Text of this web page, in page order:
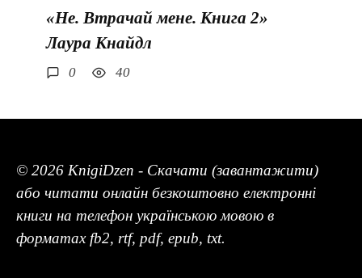
«Не. Втрачай мене. Книга 2»
Лаура Кнайдл
0 40
© 2026 KnigiDzen - Скачати (завантажити)
або читати онлайн безкоштовно електронні
книги на телефон українською мовою в
форматах fb2, rtf, pdf, epub, txt.